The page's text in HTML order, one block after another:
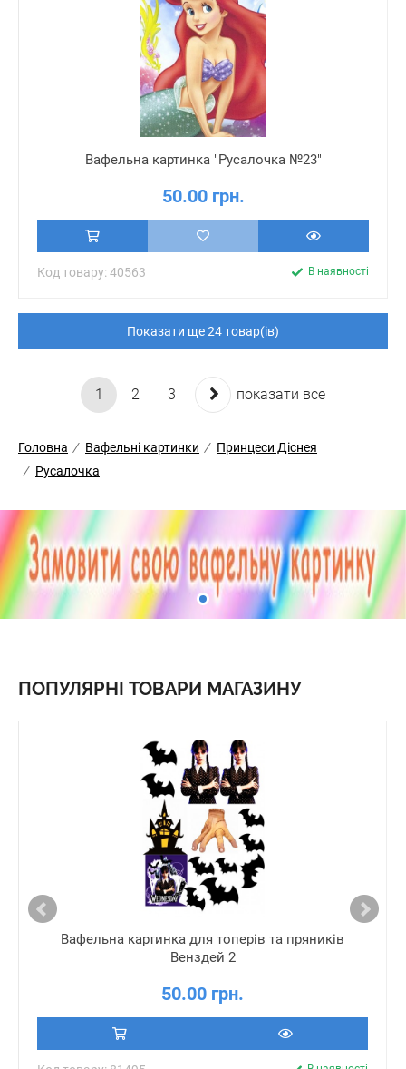
Вафельна картинка "Русалочка №23"
50.00 грн.
Код товару: 40563 В наявності
Показати ще 24 товар(ів)
1 2 3 показати все
Головна / Вафельні картинки / Принцеси Діснея
/ Русалочка
ПОПУЛЯРНІ ТОВАРИ МАГАЗИНУ
Вафельна картинка для топерів та пряників
Венздей 2
50.00 грн.